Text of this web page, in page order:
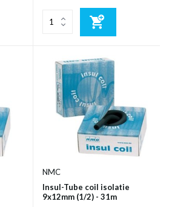
NMC
Insul-Tube coil isolatie
9x12mm (1/2) - 31m